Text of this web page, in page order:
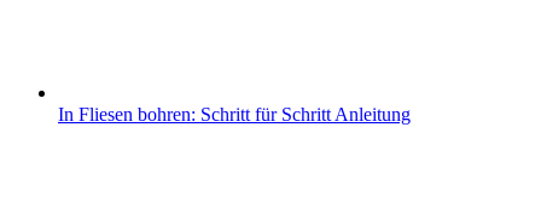
In Fliesen bohren: Schritt für Schritt Anleitung